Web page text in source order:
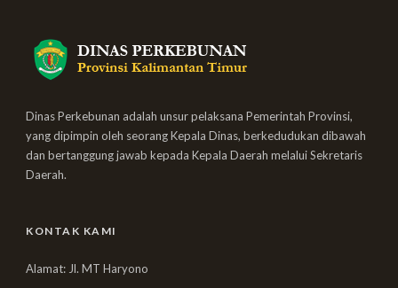
Dinas Perkebunan adalah unsur pelaksana Pemerintah Provinsi,
yang dipimpin oleh seorang Kepala Dinas, berkedudukan dibawah
dan bertanggung jawab kepada Kepala Daerah melalui Sekretaris
Daerah.
KONTAK KAMI
Alamat: Jl. MT Haryono